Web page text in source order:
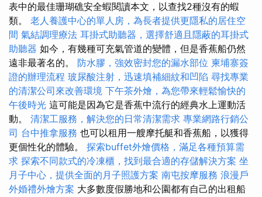
表中的最佳珊瑚礁安全蝦閱讀本文，以查找2種沒有的蝦
類。 老人養護中心的單人房，為長者提供更隱私的居住空
間 氣結調理療法 耳掛式助聽器，選擇舒適且隱蔽的耳掛式
助聽器 如今，有幾種可充氣管道的變體，但是香蕉船仍然
遠非最著名的。 防水膠，強效密封您的漏水部位 柬埔寨簽
證的辦理流程 玻尿酸注射，迅速填補細紋和凹陷 尋找專業
的清潔公司來改善環境 下午茶外燴，為您帶來輕鬆愉快的
午後時光 這可能是因為它是香蕉中流行的經典水上運動活
動。 清潔工服務，解決您的日常清潔需求 專業網路行銷公
司 台中推拿服務 也可以租用一艘摩托艇和香蕉船，以獲得
更個性化的體驗。 探索buffet外燴價格，滿足各種預算需
求 探索不同款式的冷凍櫃，找到最合適的存儲解決方案 坐
月子中心，提供全面的月子照護方案 南屯按摩服務 浪漫戶
外婚禮外燴方案 大多數度假勝地和公園都有自己的出租船